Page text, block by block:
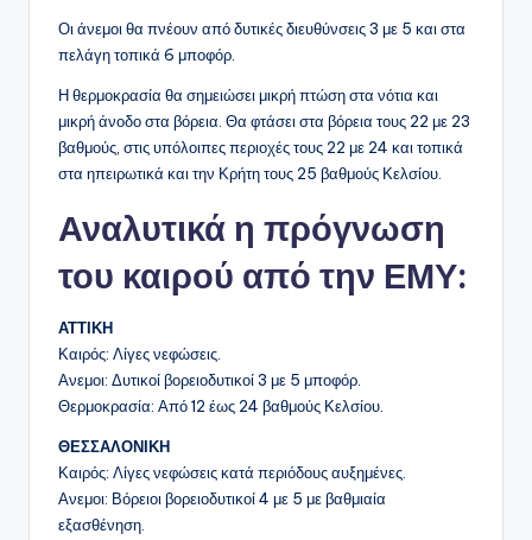
Οι άνεμοι θα πνέουν από δυτικές διευθύνσεις 3 με 5 και στα
πελάγη τοπικά 6 μποφόρ.
Η θερμοκρασία θα σημειώσει μικρή πτώση στα νότια και
μικρή άνοδο στα βόρεια. Θα φτάσει στα βόρεια τους 22 με 23
βαθμούς, στις υπόλοιπες περιοχές τους 22 με 24 και τοπικά
στα ηπειρωτικά και την Κρήτη τους 25 βαθμούς Κελσίου.
Αναλυτικά η πρόγνωση
του καιρού από την ΕΜΥ:
ΑΤΤΙΚΗ
Καιρός: Λίγες νεφώσεις.
Ανεμοι: Δυτικοί βορειοδυτικοί 3 με 5 μποφόρ.
Θερμοκρασία: Από 12 έως 24 βαθμούς Κελσίου.
ΘΕΣΣΑΛΟΝΙΚΗ
Καιρός: Λίγες νεφώσεις κατά περιόδους αυξημένες.
Ανεμοι: Βόρειοι βορειοδυτικοί 4 με 5 με βαθμιαία
εξασθένηση.